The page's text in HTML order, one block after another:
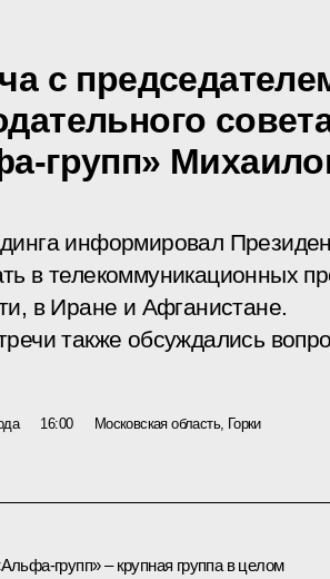
с
групп»
информировал
в телекоммуникационных
в Иране и Афганистане.
также обсуждались
16:00 Московская область, Горки
групп» – крупная группа в целом